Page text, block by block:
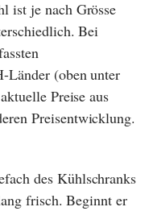
ist je nach Grösse
Bei
(oben unter
Preise aus
Preisentwicklung.
des Kühlschranks
frisch. Beginnt er